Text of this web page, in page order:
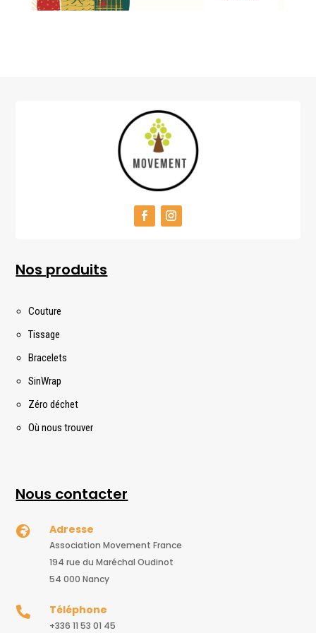
Nos produits
Couture
Tissage
Bracelets
SinWrap
Zéro déchet
Où nous trouver
Nous contacter
 Adresse
Association Movement France
194 rue du Maréchal Oudinot
54 000 Nancy
 Téléphone
+336 11 53 01 45